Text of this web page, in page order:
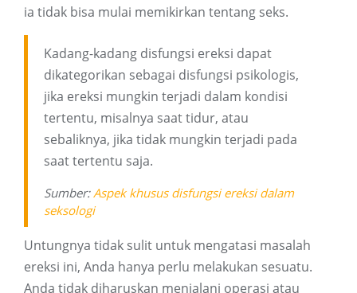
ia tidak bisa mulai memikirkan tentang seks.
Kadang-kadang disfungsi ereksi dapat
dikategorikan sebagai disfungsi psikologis,
jika ereksi mungkin terjadi dalam kondisi
tertentu, misalnya saat tidur, atau
sebaliknya, jika tidak mungkin terjadi pada
saat tertentu saja.
Sumber:Aspek khusus disfungsi ereksi dalam
seksologi
Untungnya tidak sulit untuk mengatasi masalah
ereksi ini, Anda hanya perlu melakukan sesuatu.
Anda tidak diharuskan menjalani operasi atau